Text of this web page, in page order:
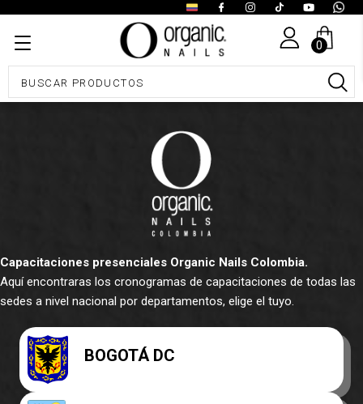
0
Capacitaciones presenciales Organic Nails Colombia.
Aquí encontraras los cronogramas de capacitaciones de todas las
sedes a nivel nacional por departamentos, elige el tuyo.
BOGOTÁ DC